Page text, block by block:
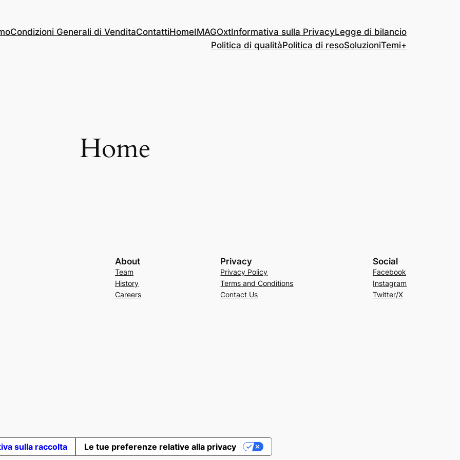
Condizioni Generali di VenditaContattiHomeIMAGOxtInformativa sulla PrivacyLegge di bilancio
Politica di qualitàPolitica di resoSoluzioniTemi+
Home
About
Team
History
Careers
Privacy
Privacy Policy
Terms and Conditions
Contact Us
Social
Facebook
Instagram
Twitter/X
sulla raccolta Le tue preferenze relative alla privacy